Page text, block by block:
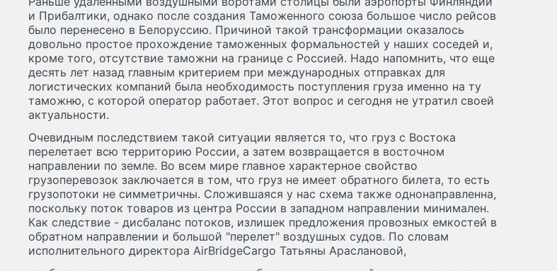
и Прибалтики, однако после создания Таможенного союза большое число рейсов
было перенесено в Белоруссию. Причиной такой трансформации оказалось
довольно простое прохождение таможенных формальностей у наших соседей и,
кроме того, отсутствие таможни на границе с Россией. Надо напомнить, что еще
десять лет назад главным критерием при международных отправках для
логистических компаний была необходимость поступления груза именно на ту
таможню, с которой оператор работает. Этот вопрос и сегодня не утратил своей
актуальности.
Очевидным последствием такой ситуации является то, что груз с Востока
перелетает всю территорию России, а затем возвращается в восточном
направлении по земле. Во всем мире главное характерное свойство
грузоперевозок заключается в том, что груз не имеет обратного билета, то есть
грузопотоки не симметричны. Сложившаяся у нас схема также однонаправленна,
поскольку поток товаров из центра России в западном направлении минимален.
Как следствие - дисбаланс потоков, излишек предложения провозных емкостей в
обратном направлении и большой "перелет" воздушных судов. По словам
исполнительного директора AirBridgeCargo Татьяны Араслановой,